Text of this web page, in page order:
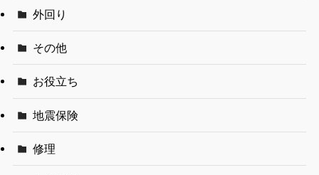
外回り
その他
お役立ち
地震保険
修理